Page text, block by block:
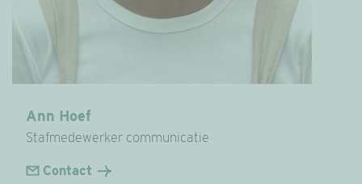
Ann Hoef
Stafmedewerker communicatie
Contact